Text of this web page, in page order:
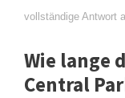
vollständige Antwort
Wie lange
Central